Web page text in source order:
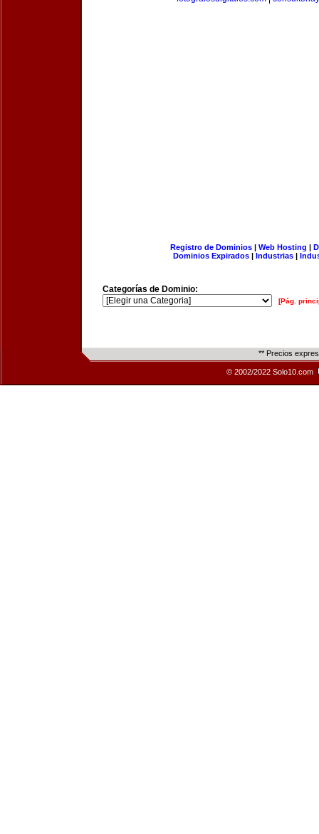
Registro de Dominios| Web Hosting |
Dominios Expirados | Industrias |
Categorías de Dominio:
[Pág.
** Precios
© 2002/2022 Solo10.com